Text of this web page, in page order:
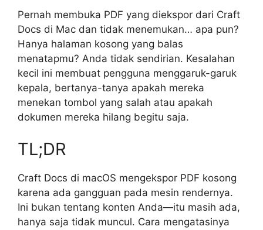
Pernah membuka PDF yang diekspor dari Craft
Docs di Mac dan tidak menemukan… apa pun?
Hanya halaman kosong yang balas
menatapmu? Anda tidak sendirian. Kesalahan
kecil ini membuat pengguna menggaruk-garuk
kepala, bertanya-tanya apakah mereka
menekan tombol yang salah atau apakah
dokumen mereka hilang begitu saja.
TL;DR
Craft Docs di macOS mengekspor PDF kosong
karena ada gangguan pada mesin rendernya.
Ini bukan tentang konten Anda—itu masih ada,
hanya saja tidak muncul. Cara mengatasinya